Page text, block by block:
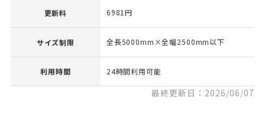
更新料 6981円
サイズ制限 全長5000mm×全幅2500mm以下
利用時間 24時間利用可能
最終更新日：2026/06/07